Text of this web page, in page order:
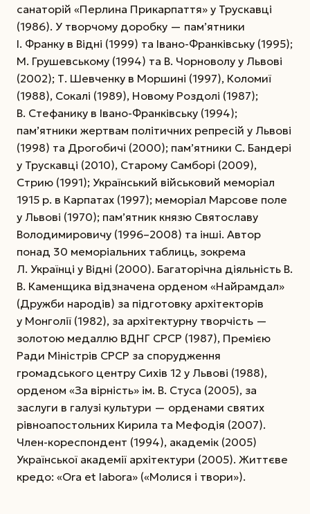
санаторій «Перлина Прикарпаття» у Трускавці
(1986). У творчому доробку — пам’ятники
І. Франку в Відні (1999) та Івано-Франківську (1995);
М. Грушевському (1994) та В. Чорноволу у Львові
(2002); Т. Шевченку в Моршині (1997), Коломиї
(1988), Сокалі (1989), Новому Роздолі (1987);
В. Стефанику в Івано-Франківську (1994);
пам’ятники жертвам політичних репресій у Львові
(1998) та Дрогобичі (2000); пам’ятники С. Бандері
у Трускавці (2010), Старому Самборі (2009),
Стрию (1991); Український військовий меморіал
1915 р. в Карпатах (1997); меморіал Марсове поле
у Львові (1970); пам’ятник князю Святославу
Володимировичу (1996–2008) та інші. Автор
понад 30 меморіальних таблиць, зокрема
Л. Українці у Відні (2000). Багаторічна діяльність В.
В. Каменщика відзначена орденом «Найрамдал»
(Дружби народів) за підготовку архітекторів
у Монголії (1982), за архітектурну творчість —
золотою медаллю ВДНГ СРСР (1987), Премією
Ради Міністрів СРСР за спорудження
громадського центру Сихів 12 у Львові (1988),
орденом «За вірність» ім. В. Стуса (2005), за
заслуги в галузі культури — орденами святих
рівноапостольних Кирила та Мефодія (2007).
Член-кореспондент (1994), академік (2005)
Української академії архітектури (2005). Життєве
кредо: «Оra et labora» («Молися і твори»).